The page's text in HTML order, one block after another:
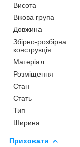
Висота
Вікова група
Довжина
Збірно-розбірна
конструкція
Матеріал
Розміщення
Стан
Стать
Тип
Ширина
Приховати